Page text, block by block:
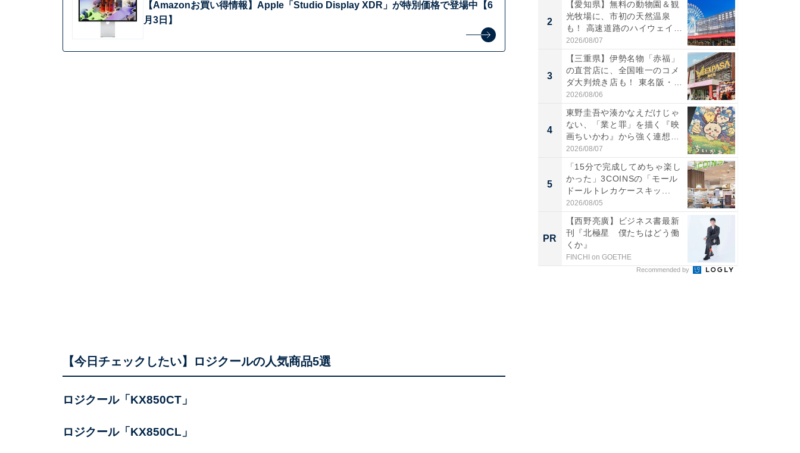
【Amazonお買い得情報】Apple「Studio Display XDR」が特別価格で登場中【6
月3日】
【今日チェックしたい】ロジクールの人気商品5選
ロジクール「KX850CT」
ロジクール「KX850CL」
2
【愛知県】無料の動物園＆観
光牧場に、市初の天然温泉
も！ 高速道路のハイウェイオ
ア...
2026/08/07
3
【三重県】伊勢名物「赤福」
の直営店に、全国唯一のコメ
ダ大判焼き店も！ 東名阪・
伊...
2026/08/06
4
東野圭吾や湊かなえだけじゃ
ない、「業と罪」を描く『映
画ちいかわ』から強く連想し
た...
2026/08/07
5
「15分で完成してめちゃ楽し
かった」3COINSの「モール
ドールトレカケースキッ...
2026/08/05
PR
【西野亮廣】ビジネス書最新
刊『北極星 僕たちはどう働
くか』
FINCHI on GOETHE
Recommended by